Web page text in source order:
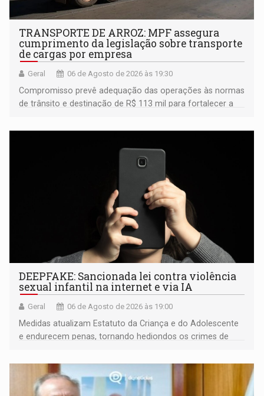
TRANSPORTE DE ARROZ: MPF assegura
cumprimento da legislação sobre transporte
de cargas por empresa
Geral 06 de Agosto de 2026 às 19:30
Compromisso prevê adequação das operações às normas
de trânsito e destinação de R$ 113 mil para fortalecer a
DEEPFAKE: Sancionada lei contra violência
sexual infantil na internet e via IA
Geral 06 de Agosto de 2026 às 19:00
Medidas atualizam Estatuto da Criança e do Adolescente
e endurecem penas, tornando hediondos os crimes de